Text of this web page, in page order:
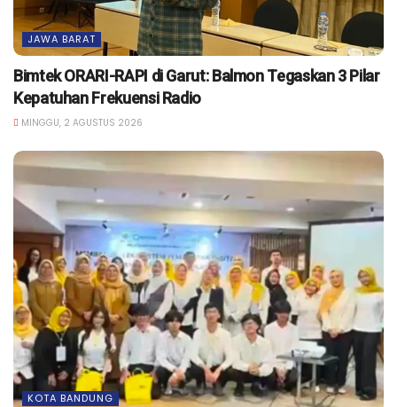
JAWA BARAT
Bimtek ORARI-RAPI di Garut: Balmon Tegaskan 3 Pilar
Kepatuhan Frekuensi Radio
MINGGU, 2 AGUSTUS 2026
KOTA BANDUNG